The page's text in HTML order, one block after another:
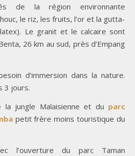
de la région environnante
le riz, les fruits, l’or et la gutta-
Le granit et le calcaire sont
26 km au sud, près d’Empang
d’immersion dans la nature.
3 jours.
jungle Malaisienne et du parc
petit frère moins touristique du
l’ouverture du parc Taman